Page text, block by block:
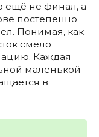
ещё не финал, а
постепенно
Понимая, как
смело
Каждая
маленькой
в